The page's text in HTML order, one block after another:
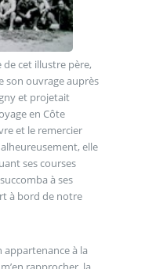
de cet illustre père,
son ouvrage auprès
et projetait
en Côte
et le remercier
elle
ses courses
à ses
à bord de notre
appartenance à la